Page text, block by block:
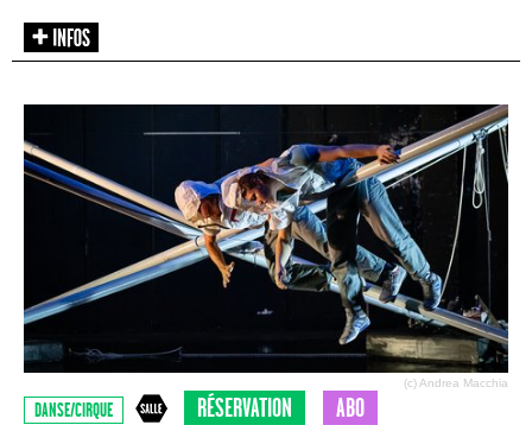
(c) Andrea Macchia
DANSE/CIRQUE RÉSERVATION ABO